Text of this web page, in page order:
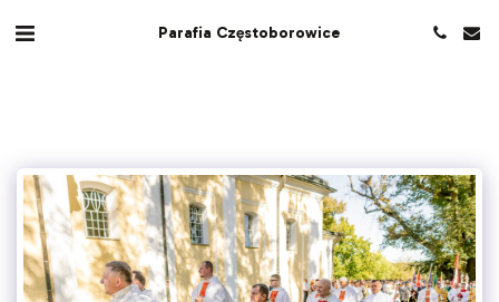
Parafia Częstoborowice